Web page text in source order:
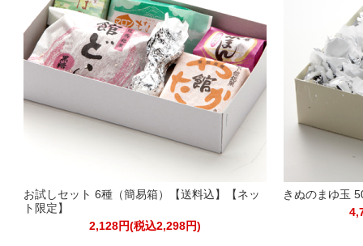
お試しセット 6種（簡易箱）【送料込】【ネッ
ト限定】
2,128円(税込2,298円)
きぬのまゆ玉